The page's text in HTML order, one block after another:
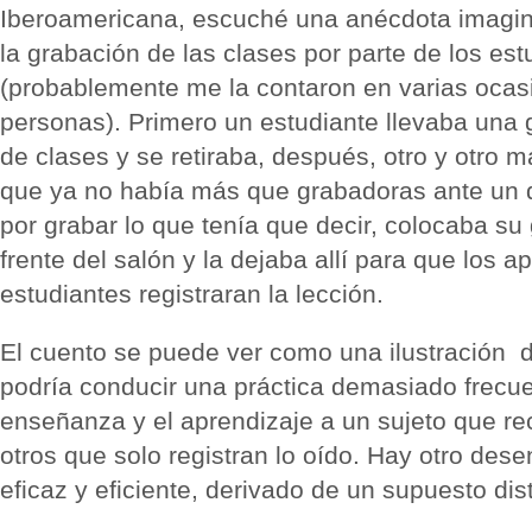
Iberoamericana, escuché una anécdota
la grabación de las clases por parte de los
(probablemente me la contaron en varias
personas). Primero un estudiante llevaba una
de clases y se retiraba, después, otro y otro
que ya no había más que grabadoras ante un
por grabar lo que tenía que decir, colocaba su
frente del salón y la dejaba allí para que los
estudiantes registraran la lección.
El cuento se puede ver como una ilustración
podría conducir una práctica demasiado
enseñanza y el aprendizaje a un sujeto que
otros que solo registran lo oído. Hay otro
eficaz y eficiente, derivado de un supuesto